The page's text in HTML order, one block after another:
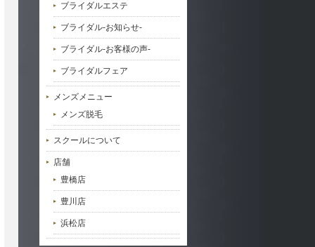
ブライダルエステ
ブライダル-お知らせ-
ブライダル-お客様の声-
ブライダルフェア
メンズメニュー
メンズ脱毛
スクールについて
店舗
豊橋店
豊川店
浜松店